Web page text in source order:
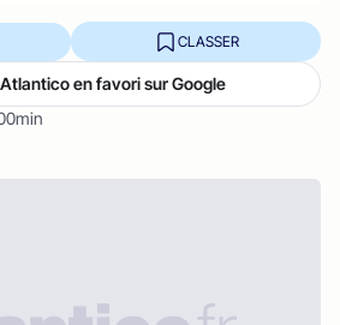
CLASSER
en favori sur Google